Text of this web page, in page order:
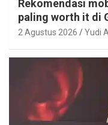
Rekomendasi
paling worth it di
2 Agustus 2026 Yudi